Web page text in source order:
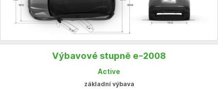
Výbavové stupně e-2008
Active
základní výbava